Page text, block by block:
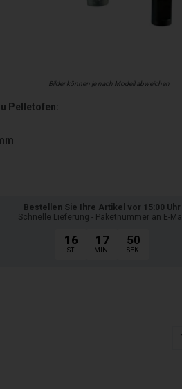
Bilder können je nach Modell abweichen
Pelletofen:
Bestellen Sie Ihre Artikel vor 15:00 Uhr
Schnelle Lieferung - Paketnummer an E-
16
ST.
17
MIN.
48
SEK.